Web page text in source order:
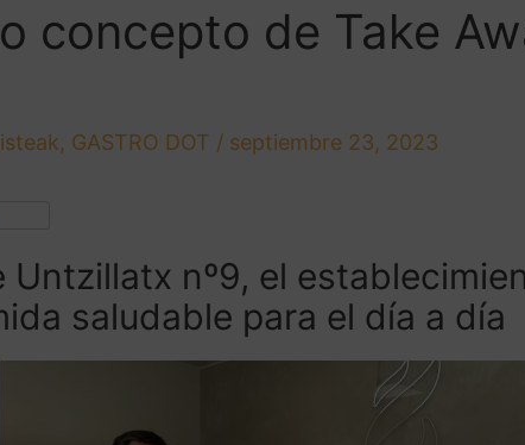
concepto de Take
, GASTRO DOT / septiembre 23, 2023
Untzillatx nº9, el
saludable para el día a día